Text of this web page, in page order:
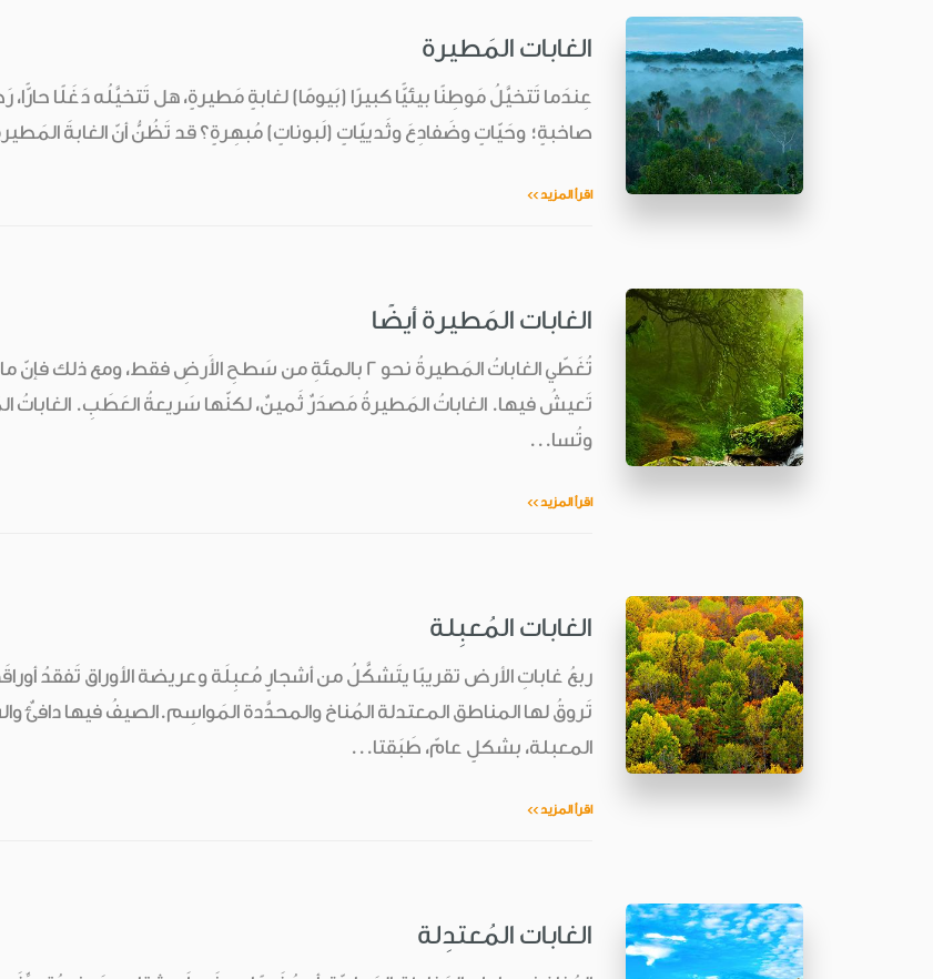
الغابات المَطيرة
عِندَما تَتخيَّلُ مَوطِنًا بيئيًّا كبيرًا (بَيومًا) لغابةٍ مَطيرةٍ، هل تَتخيَّلُه دَغَلًا
صاخبةٍ؛ وحَيّاتٍ وضَفادِعَ وثَدييّاتٍ (لَبوناتٍ) مُبهِرةٍ؟ قد تَظُنُّ أنّ الغابةَ
اقرأ المزيد >>
الغابات المَطيرة أيضًا
تَعيشُ فيها. الغاباتُ المَطيرةُ مَصدَرٌ ثَمينٌ، لكنّها سَريعةُ العَطَبِ. الغاباتُ
وتُسا...
اقرأ المزيد >>
الغابات المُعبِلة
ربعُ غاباتِ الأرض تقريبًا يتَشكَّلُ من أشجارٍ مُعبِلَة وعريضة الأوراق تَفقدُ
تَروقُ لها المناطق المعتدلة المُناخ والمحدَّدة المَواسِم.الصيفُ فيها دافئٌ
المعبلة، بشكلٍ عامّ، طَبَقتا...
اقرأ المزيد >>
الغابات المُعتدِلة